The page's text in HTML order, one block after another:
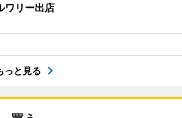
ワリー出店
っと見る